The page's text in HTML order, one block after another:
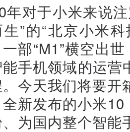
年对于小米来说
”的“北京小米
部“M1”横空出
手机领域的运
今天我们将要开
新发布的小米
为国内整个智能